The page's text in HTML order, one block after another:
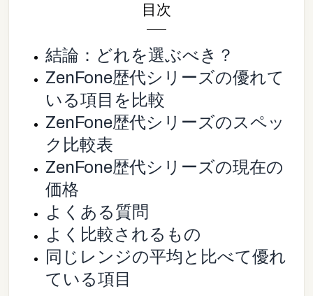
目次
結論：どれを選ぶべき？
ZenFone歴代シリーズの優れて
いる項目を比較
ZenFone歴代シリーズのスペッ
ク比較表
ZenFone歴代シリーズの現在の
価格
よくある質問
よく比較されるもの
同じレンジの平均と比べて優れ
ている項目